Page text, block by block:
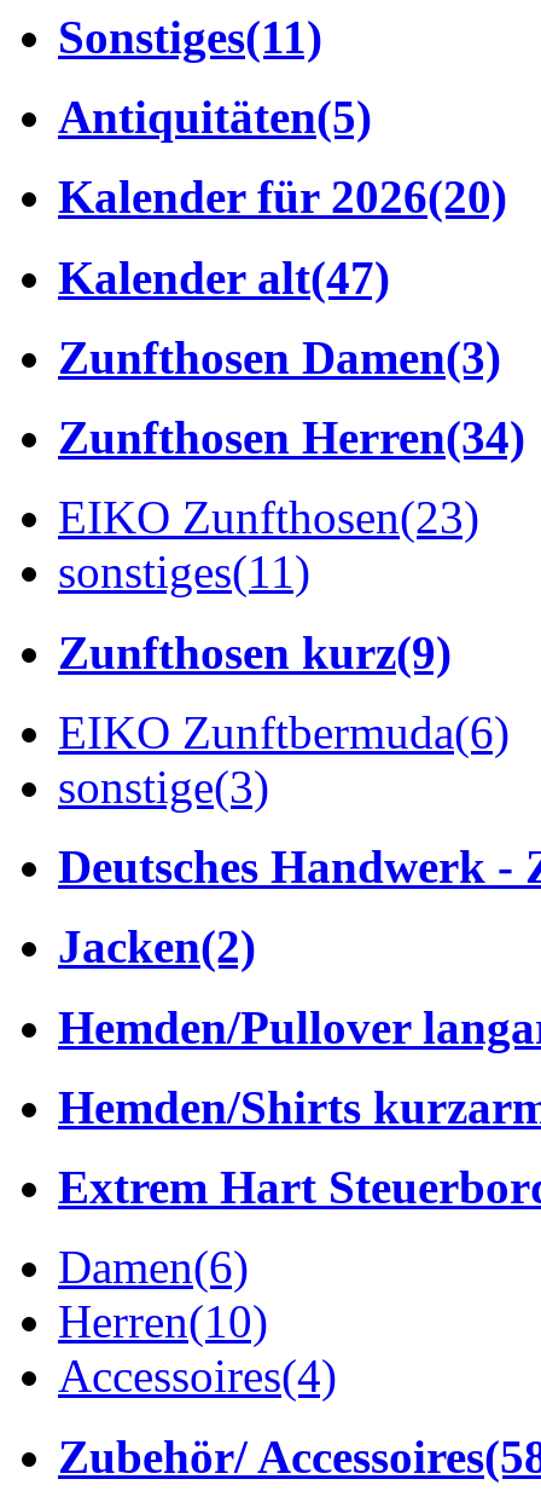
Sonstiges(11)
Antiquitäten(5)
Kalender für 2026(20)
Kalender alt(47)
Zunfthosen Damen(3)
Zunfthosen Herren(34)
EIKO Zunfthosen(23)
sonstiges(11)
Zunfthosen kurz(9)
EIKO Zunftbermuda(6)
sonstige(3)
Deutsches Handwerk -
Jacken(2)
Hemden/Pullover
Hemden/Shirts
Extrem Hart
Damen(6)
Herren(10)
Accessoires(4)
Zubehör/ Accessoires